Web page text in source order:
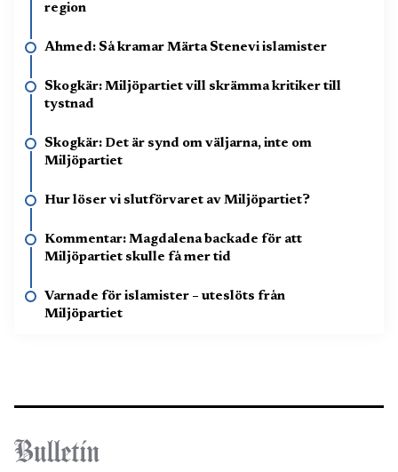
region
Ahmed: Så kramar Märta Stenevi islamister
Skogkär: Miljöpartiet vill skrämma kritiker till
tystnad
Skogkär: Det är synd om väljarna, inte om
Miljöpartiet
Hur löser vi slutförvaret av Miljöpartiet?
Kommentar: Magdalena backade för att
Miljöpartiet skulle få mer tid
Varnade för islamister – uteslöts från
Miljöpartiet